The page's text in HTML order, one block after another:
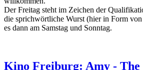
Der Freitag steht im Zeichen der
die sprichwörtliche Wurst (hier in Form
es dann am Samstag und Sonntag.
Kino Freiburg: Amy -